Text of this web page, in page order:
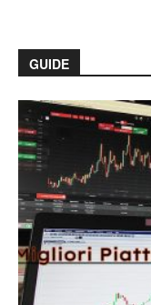
GUIDE